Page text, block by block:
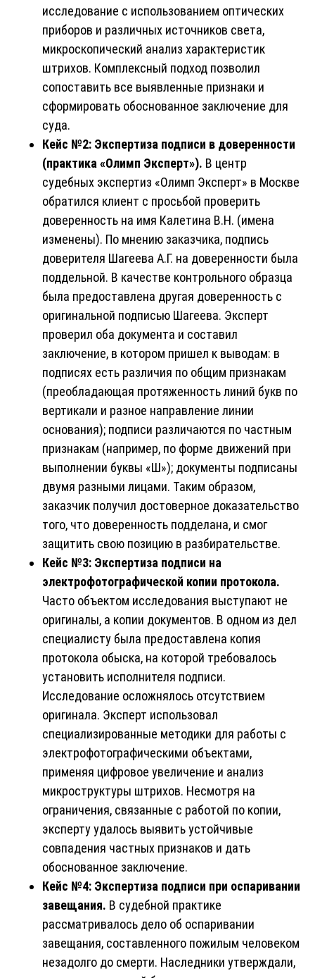
исследование с использованием оптических
приборов и различных источников света,
микроскопический анализ характеристик
штрихов. Комплексный подход позволил
сопоставить все выявленные признаки и
сформировать обоснованное заключение для
суда.
Кейс №2: Экспертиза подписи в доверенности
(практика «Олимп Эксперт»). В центр
судебных экспертиз «Олимп Эксперт» в Москве
обратился клиент с просьбой проверить
доверенность на имя Калетина В.Н. (имена
изменены). По мнению заказчика, подпись
доверителя Шагеева А.Г. на доверенности была
поддельной. В качестве контрольного образца
была предоставлена другая доверенность с
оригинальной подписью Шагеева. Эксперт
проверил оба документа и составил
заключение, в котором пришел к выводам: в
подписях есть различия по общим признакам
(преобладающая протяженность линий букв по
вертикали и разное направление линии
основания); подписи различаются по частным
признакам (например, по форме движений при
выполнении буквы «Ш»); документы подписаны
двумя разными лицами. Таким образом,
заказчик получил достоверное доказательство
того, что доверенность подделана, и смог
защитить свою позицию в разбирательстве.
Кейс №3: Экспертиза подписи на
электрофотографической копии протокола.
Часто объектом исследования выступают не
оригиналы, а копии документов. В одном из дел
специалисту была предоставлена копия
протокола обыска, на которой требовалось
установить исполнителя подписи.
Исследование осложнялось отсутствием
оригинала. Эксперт использовал
специализированные методики для работы с
электрофотографическими объектами,
применяя цифровое увеличение и анализ
микроструктуры штрихов. Несмотря на
ограничения, связанные с работой по копии,
эксперту удалось выявить устойчивые
совпадения частных признаков и дать
обоснованное заключение.
Кейс №4: Экспертиза подписи при оспаривании
завещания. В судебной практике
рассматривалось дело об оспаривании
завещания, составленного пожилым человеком
незадолго до смерти. Наследники утверждали,